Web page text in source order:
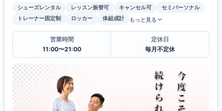
シューズレンタル レッスン振替可 キャンセル可
セミパーソナル
トレーナー固定制
ロッカー 体組成計 もっと見る
営業時間
11:00〜21:00
定休日
毎月不定休